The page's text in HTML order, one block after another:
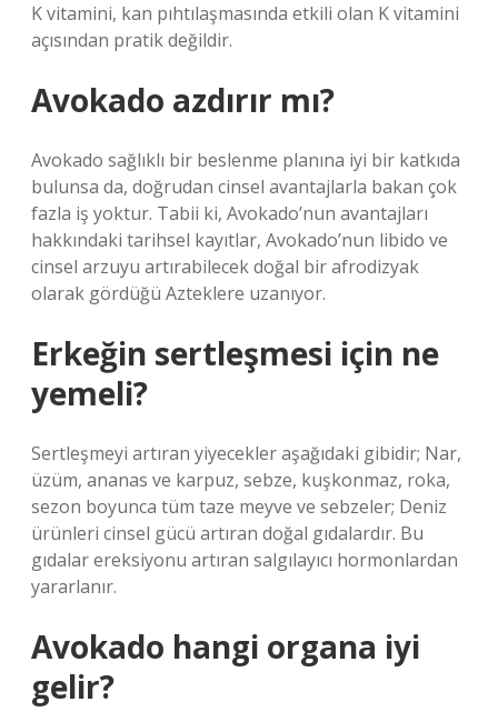
K vitamini, kan pıhtılaşmasında etkili olan K vitamini
açısından pratik değildir.
Avokado azdırır mı?
Avokado sağlıklı bir beslenme planına iyi bir katkıda
bulunsa da, doğrudan cinsel avantajlarla bakan çok
fazla iş yoktur. Tabii ki, Avokado’nun avantajları
hakkındaki tarihsel kayıtlar, Avokado’nun libido ve
cinsel arzuyu artırabilecek doğal bir afrodizyak
olarak gördüğü Azteklere uzanıyor.
Erkeğin sertleşmesi için ne
yemeli?
Sertleşmeyi artıran yiyecekler aşağıdaki gibidir; Nar,
üzüm, ananas ve karpuz, sebze, kuşkonmaz, roka,
sezon boyunca tüm taze meyve ve sebzeler; Deniz
ürünleri cinsel gücü artıran doğal gıdalardır. Bu
gıdalar ereksiyonu artıran salgılayıcı hormonlardan
yararlanır.
Avokado hangi organa iyi
gelir?